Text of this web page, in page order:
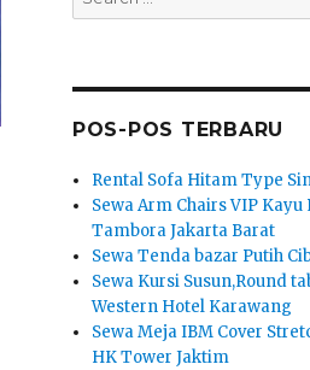
for:
POS-POS TERBARU
Rental Sofa Hitam Type
Sewa Arm Chairs VIP Kayu
Tambora Jakarta Barat
Sewa Tenda bazar Putih
Sewa Kursi Susun,Round
Western Hotel Karawang
Sewa Meja IBM Cover
HK Tower Jaktim